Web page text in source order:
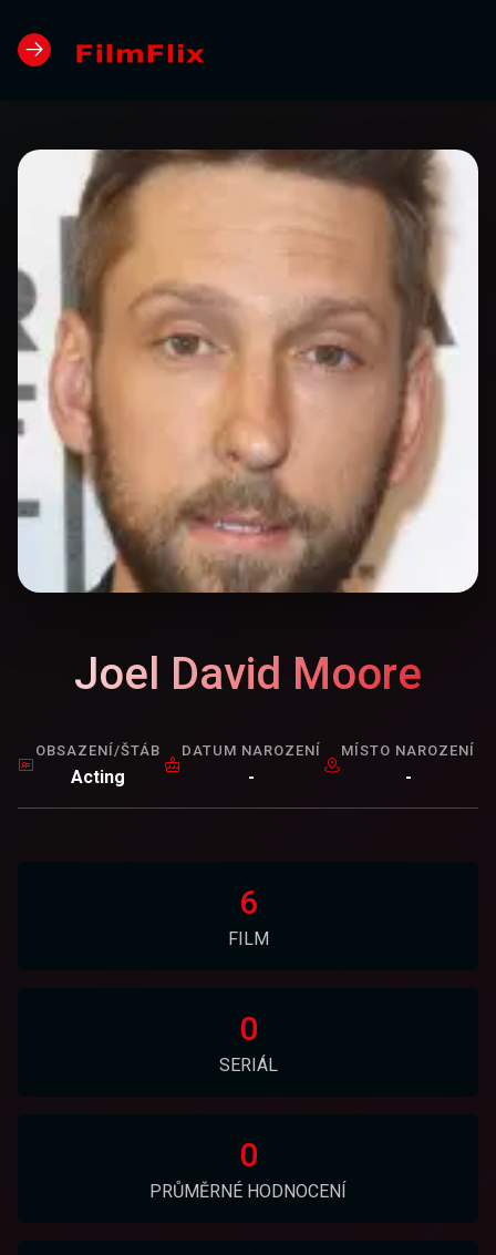
Joel David Moore
OBSAZENÍ/ŠTÁB
Acting
DATUM NAROZENÍ
-
MÍSTO NAROZENÍ
-
6
FILM
0
SERIÁL
0
PRŮMĚRNÉ HODNOCENÍ